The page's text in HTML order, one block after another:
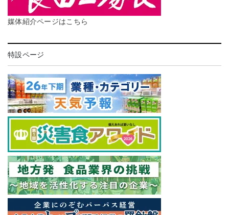
媒体紹介ページはこちら
特設ページ